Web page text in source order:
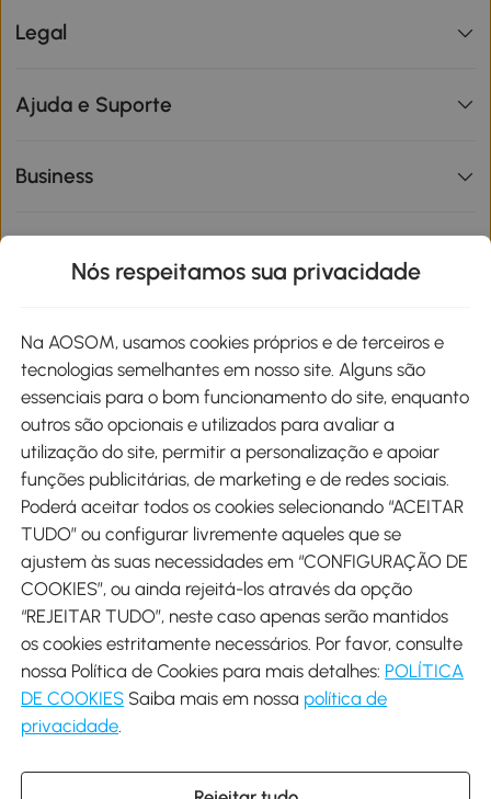
Legal
Ajuda e Suporte
Business
Métodos de pagamento
Envio
Descarregar Aosom App
Google Play
Nós respeitamos sua privacidade
Na AOSOM, usamos cookies próprios e de terceiros e
tecnologias semelhantes em nosso site. Alguns são
essenciais para o bom funcionamento do site, enquanto
outros são opcionais e utilizados para avaliar a
utilização do site, permitir a personalização e apoiar
funções publicitárias, de marketing e de redes sociais.
Poderá aceitar todos os cookies selecionando “ACEITAR
TUDO” ou configurar livremente aqueles que se
ajustem às suas necessidades em “CONFIGURAÇÃO DE
COOKIES”, ou ainda rejeitá-los através da opção
“REJEITAR TUDO”, neste caso apenas serão mantidos
os cookies estritamente necessários. Por favor, consulte
nossa Política de Cookies para mais detalhes: POLÍTICA
DE COOKIES Saiba mais em nossa política de
privacidade